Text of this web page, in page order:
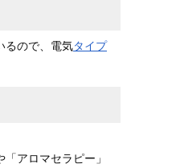
るので、電気タイプ
アロマセラピー」